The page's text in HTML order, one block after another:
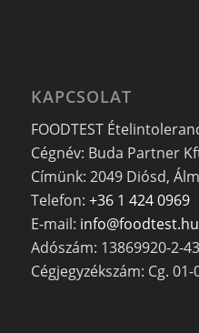
KAPCSOLAT
FOODTEST
Cégnév: Buda Partner
Címünk: 2049 Diósd,
Telefon: +36 1 424 0969
E-mail: info@foodtest.hu
Adószám: 13869920-2-43
Cégjegyzékszám: Cg.